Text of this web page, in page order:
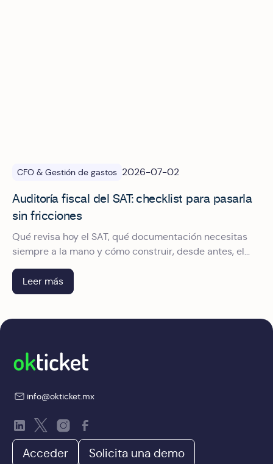
CFO & Gestión de gastos 2026-07-02
Auditoría fiscal del SAT: checklist para pasarla
sin fricciones
Qué revisa hoy el SAT, qué documentación necesitas
siempre a la mano y cómo construir, desde antes, el
expediente que convierte una auditoría en un trámite.
Leer más
info@okticket.mx
Acceder Solicita una demo